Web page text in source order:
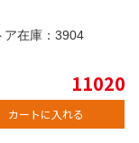
在庫： 3904
11020
カートに入れる